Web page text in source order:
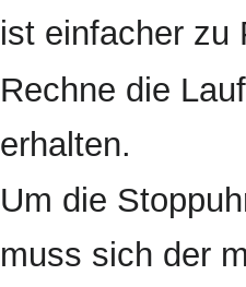
ist einfacher zu
Rechne die
erhalten.
Um die
muss sich der